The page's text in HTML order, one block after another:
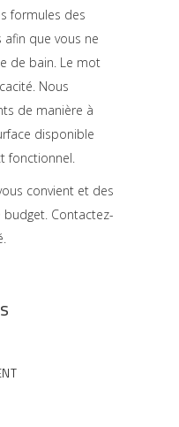
formules des
que vous ne
de bain. Le mot
Nous
de manière à
disponible
fonctionnel.
convient et des
Contactez-